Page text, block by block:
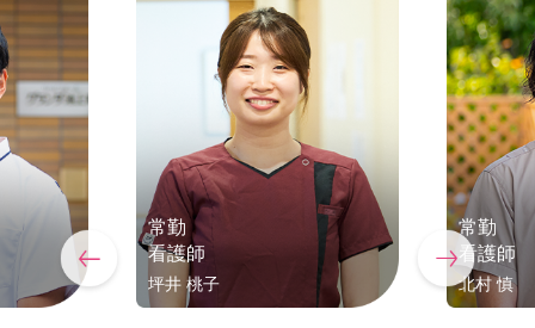
常勤
看護師
坪井 桃子
常勤
看護師
北村 慎